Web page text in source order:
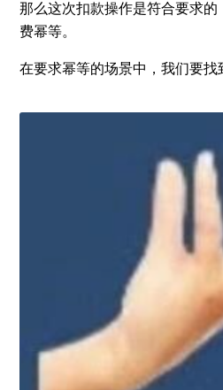
那么这次扣款操作是符合要求
费幂等。
在要求幂等的场景中，我们要找